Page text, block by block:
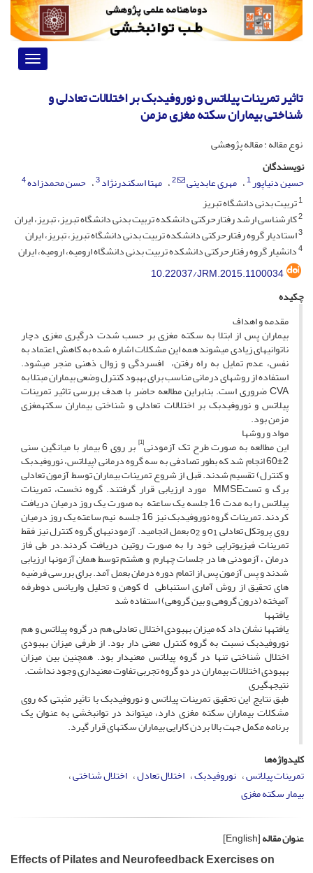
Toggle
تاثیر تمرینات پیلاتس و نوروفیدبک بر اختلالات تعادلی و
شناختی بیماران سکته مغزی مزمن
نوع مقاله : مقاله پژوهشی
نویسندگان
حسین دنیاپور1 مهری عابدینی 2 مهتا اسکندرنژاد3 حسن محمدزاده4
1تربیت بدنی دانشگاه تبریز
2کارشناسی ارشد رفتارحرکتی دانشکده تربیت بدنی دانشگاه تبریز، تبریز، ایران
3استادیار گروه رفتارحرکتی دانشکده تربیت بدنی دانشگاه تبریز، تبریز، ایران
4دانشیار گروه رفتارحرکتی دانشکده تربیت بدنی دانشگاه ارومیه، ارومیه، ایران
10.22037/JRM.2015.1100034
چکیده
مقدمه و اهداف
بیماران پس از ابتلا به سکته مغزی بر حسب شدت درگیری مغزی دچار
ناتوانی­های زیادی می­شوند همه این مشکلات اشاره شده به کاهش اعتماد به
نفس، عدم تمایل به راه رفتن، افسردگی و زوال ذهنی منجر می­شود.
استفاده از روش­های درمانی مناسب برای بهبود کنترل وضعی بیماران مبتلا به
CVA ضروری است. بنابراین مطالعه حاضر با هدف بررسی تاثیر تمرینات
پیلاتس و نوروفیدبک بر اختلالات تعادلی و شناختی بیماران سکته­مغزی
مزمن بود.
مواد و روش­ها
این مطالعه به صورت طرح تک آزمودنی[1] بر روی 6 بیمار با میانگین سنی
2±60 انجام شد که بطور تصادفی به سه گروه درمانی (پیلاتس، نوروفیدبک
و کنترل) تقسیم شدند. قبل از شروع تمرینات بیماران توسط آزمون تعادلی
برگ و تستMMSE مورد ارزیابی قرار گرفتند. گروه نخست، تمرینات
پیلاتس را به مدت 16 جلسه یک ساعته به صورت یک روز درمیان دریافت
کردند. تمرینات گروه نوروفیدبک نیز 16 جلسه نیم ساعته یک روز درمیان
روی پروتکل تعادلی o1 و o2 بعمل انجامید. آزمودنی­های گروه کنترل نیز فقط
تمرینات فیزیوتراپی خود را به صورت روتین دریافت ­کردند.در طی فاز
درمان ، آزمودنی ها در جلسات چهارم و هشتم توسط همان آزمون­ها ارزیابی
­شدند و پس آزمون پس از اتمام دوره درمان بعمل آمد. برای بررسی فرضیه
های تحقیق از روش­ آماری استنباطی d کوهن و تحلیل واریانس دوطرفه
آمیخته (درون گروهی و بین گروهی) استفاده شد
یافته­ها
یافته­ها نشان داد که میزان بهبودی اختلال تعادلی هم در گروه پیلاتس و هم
نوروفیدبک نسبت به گروه کنترل معنی دار بود. از طرفی میزان بهبودی
اختلال شناختی تنها در گروه پیلاتس معنی­دار بود. همچنین بین میزان
بهبودی اختلالات بیماران در دو گروه تجربی تفاوت معنی­داری وجود نداشت.
نتیجه­گیری
طبق نتایج این تحقیق تمرینات پیلاتس و نوروفیدبک با تاثیر مثبتی که روی
مشکلات بیماران سکته مغزی دارد، می­تواند در توانبخشی به عنوان یک
برنامه مکمل جهت بالا بردن کارایی بیماران سکته­ای قرار گیرد.
کلیدواژه‌ها
تمرینات پیلاتس نوروفیدبک اختلال تعادل اختلال شناختی
بیمار سکته مغزی
عنوان مقاله[English]
Effects of Pilates and Neurofeedback Exercises on